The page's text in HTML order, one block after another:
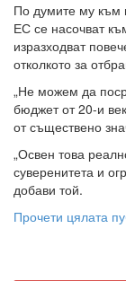
По думите му към
ЕС се насочват
изразходват
отколкото за
„Не можем да
бюджет от 20-и
от съществено
„Освен това
суверенитета и
добави той.
Прочети цялата